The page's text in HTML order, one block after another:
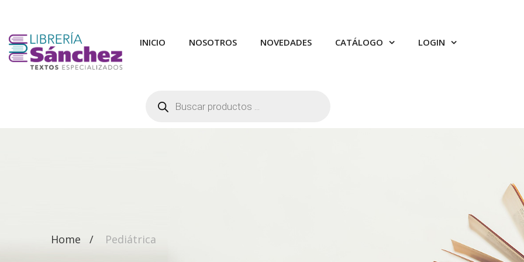
INICIO NOSOTROS NOVEDADES CATÁLOGO LOGIN
productos
Home Pediátrica